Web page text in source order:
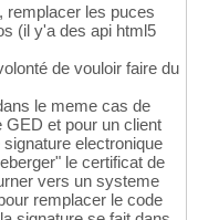
remplacer les puces
(il y'a des api html5
de vouloir faire du
le meme cas de
GED et pour un client
electronique
le certificat de
vers un systeme
remplacer le code